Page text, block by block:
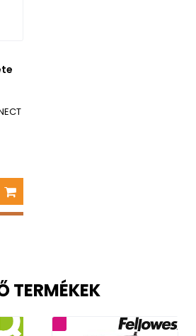
TERMÉKEK
2 év garancia